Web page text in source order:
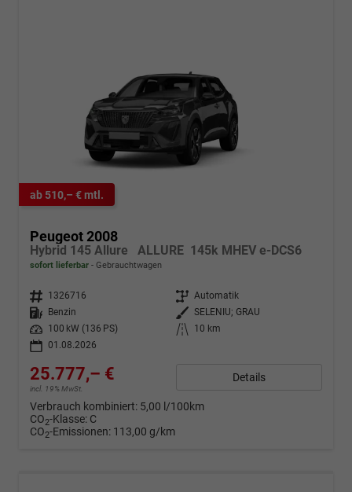
ab 510,– € mtl.
Peugeot 2008
Hybrid 145 Allure ALLURE 145k MHEV e-DCS6
sofort lieferbar Gebrauchtwagen
Fahrzeugnr. 1326716 Getriebe Automatik
Kraftstoff
Benzin Außenfarbe SELENIU; GRAU
Leistung
100 kW (136 PS) Kilometerstand
10 km
01.08.2026
25.777,– €
incl. 19% MwSt.
Details
Verbrauch kombiniert: 5,00 l/100km
CO2-Klasse: C
CO2-Emissionen: 113,00 g/km